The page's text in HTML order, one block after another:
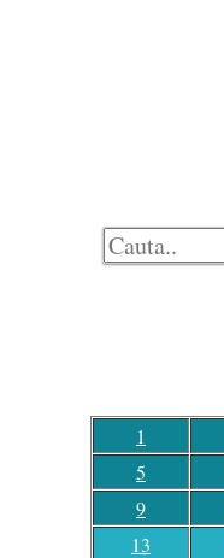
1
5
9
13